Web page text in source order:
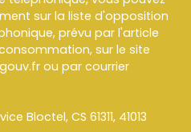
sur la liste d'opposition
prévu par l'article
sur le site
ou par courrier
Bloctel, CS 61311, 41013